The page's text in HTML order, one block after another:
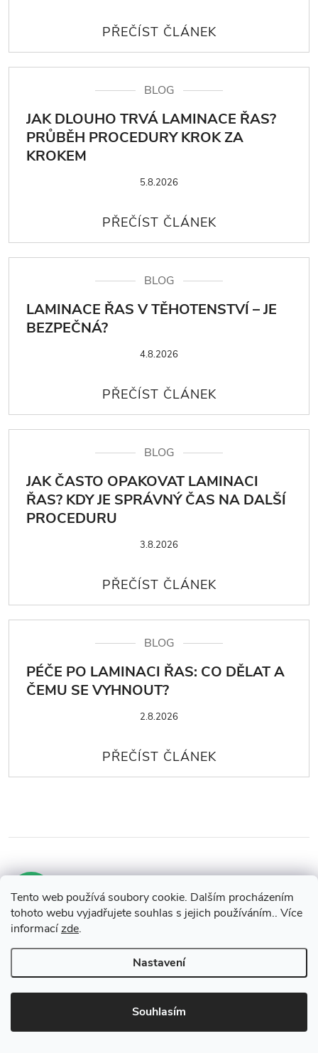
Tento web používá soubory cookie. Dalším procházením
tohoto webu vyjadřujete souhlas s jejich používáním.. Více
informacízde.
Nastavení
Souhlasím
BLOG
JAK DLOUHO TRVÁ LAMINACE ŘAS?
PRŮBĚH PROCEDURY KROK ZA
KROKEM
5.8.2026
BLOG
LAMINACE ŘAS V TĚHOTENSTVÍ – JE
BEZPEČNÁ?
4.8.2026
BLOG
JAK ČASTO OPAKOVAT LAMINACI
ŘAS? KDY JE SPRÁVNÝ ČAS NA DALŠÍ
PROCEDURU
3.8.2026
BLOG
PÉČE PO LAMINACI ŘAS: CO DĚLAT A
ČEMU SE VYHNOUT?
2.8.2026
4,8
822 hodnocení
Zobrazit recenze
Jaroslava Železná
Výborný nákup a rychlé dodání